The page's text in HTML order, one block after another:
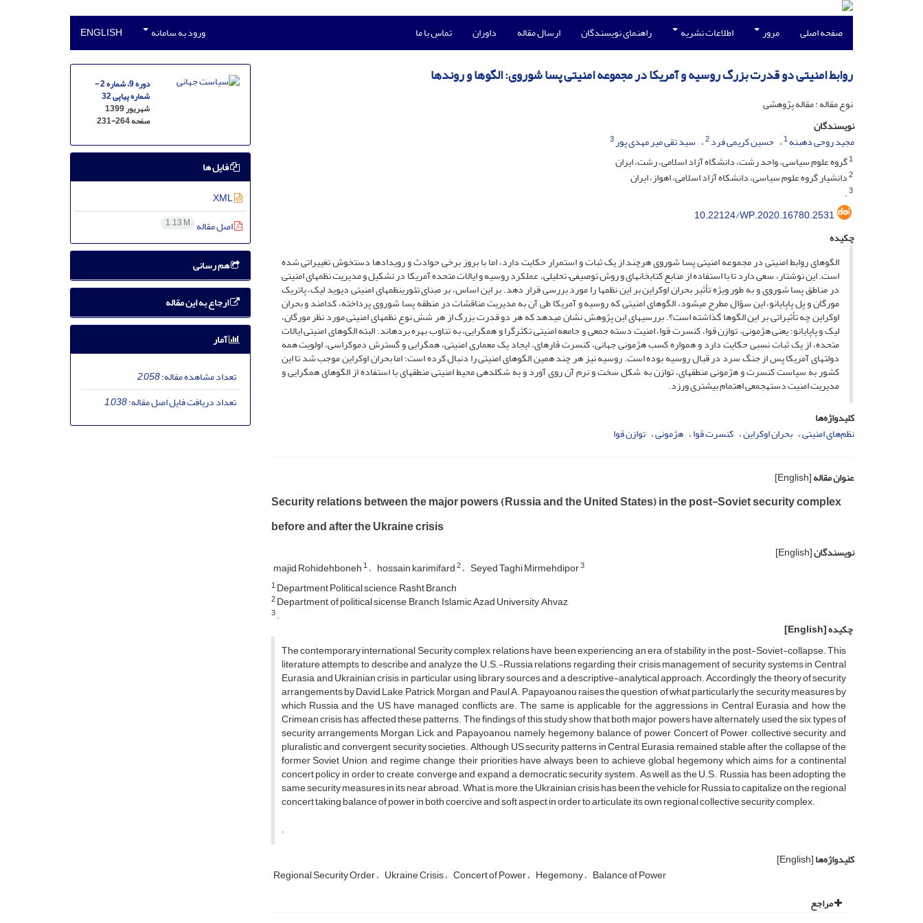
صفحه اصلی مرور اطلاعات نشریه راهنمای نویسندگان ارسال مقاله داوران تماس با ما ورود به سامانه ENGLISH
روابط امنیتی دو قدرت بزرگ روسیه و آمریکا در مجموعه امنیتی پسا شوروی: الگوها و روندها
نوع مقاله : مقاله پژوهشی
نویسندگان
مجید روحی دهبنه1 حسین کریمی فرد2 سید تقی میر مهدی پور3
1گروه علوم سیاسی، واحد رشت، دانشگاه آزاد اسلامی، رشت، ایران
2دانشیار گروه علوم سیاسی، دانشکاه آزاد اسلامی، اهواز، ایران
3
.
10.22124/WP.2020.16780.2531
چکیده
الگوهای روابط امنیتی در مجموعه امنیتی پسا شوروی هرچند از یک ثبات و استمرار حکایت دارد، اما با بروز برخی حوادث و رویدادها دستخوش تغییراتی شده
است. این نوشتار، سعی دارد تا با استفاده از منابع کتابخانهای و روش توصیفی– تحلیلی، عملکرد روسیه و ایالات متحده آمریکا در تشکیل و مدیریت نظمهای امنیتی
در مناطق پسا شوروی و به طور ویژه تأثیر بحران اوکراین بر این نظمها را مورد بررسی قرار دهد. بر این اساس، بر مبنای تئورینظمهای امنیتی دیوید لیک، پاتریک
مورگان و پل پاپایانو، این سؤال مطرح میشود، الگوهای امنیتی که روسیه و آمریکا طی آن به مدیریت مناقشات در منطقه پسا شوروی پرداخته، کدامند و بحران
اوکراین چه تأثیراتی بر این الگوها گذاشته است؟. بررسیهای این پژوهش نشان میدهد که هر دو قدرت بزرگ از هر شش نوع نظمهای امنیتی مورد نظر مورگان،
لیک و پاپایانو؛ یعنی هژمونی، توازن قوا، کنسرت قوا، امنیت دسته جمعی و جامعه امنیتی تکثرگرا و همگرایی، به تناوب بهره بردهاند. البته الگوهای امنیتی ایالات
متحده، از یک ثبات نسبی حکایت دارد و همواره کسب هژمونی جهانی، کنسرت قارهای، ایجاد یک معماری امنیتی، همگرایی و گسترش دموکراسی، اولویت همه
دولتهای آمریکا پس از جنگ سرد در قبال روسیه بوده است. روسیه نیز هر چند همین الگوهای امنیتی را دنبال کرده است؛ اما بحران اوکراین موجب شد تا این
کشور به سیاست کنسرت و هژمونی منطقهای، توازن به شکل سخت و نرم آن روی آورد و به شکلدهی محیط امنیتی منطقهای با استفاده از الگوهای همگرایی و
مدیریت امنیت دستهجمعی اهتمام بیشتری ورزد.
کلیدواژه‌ها
نظم‌های امنیتی بحران اوکراین کنسرت قوا هژمونی توازن قوا
عنوان مقاله[English]
Security relations between the major powers (Russia and the United States) in the post-Soviet security complex
before and after the Ukraine crisis
نویسندگان[English]
majid Rohidehboneh1 hossain karimifard2 Seyed Taghi Mirmehdipor3
1Department Political science, Rasht Branch
2Department, of political sicense, Branch, Islamic Azad University, Ahvaz,
3.
چکیده[English]
The contemporary international Security complex relations have been experiencing an era of stability in the post-Soviet-collapse. This
literature attempts to describe and analyze the U.S.-Russia relations regarding their crisis management of security systems in Central
Eurasia, and Ukrainian crisis, in particular, using library sources and a descriptive-analytical approach. Accordingly, the theory of security
arrangements by David Lake, Patrick Morgan, and Paul A. Papayoanou raises the question of what particularly the security measures by
which Russia and the US have managed conflicts are. The same is applicable for the aggressions in Central Eurasia and how the
Crimean crisis has affected these patterns. The findings of this study show that both major powers have alternately used the six types of
security arrangements Morgan, Lick, and Papayoanou, namely, hegemony, balance of power, Concert of Power, collective security, and
pluralistic and convergent security societies. Although US security patterns in Central Eurasia remained stable after the collapse of the
former Soviet Union, and regime change, their priorities have always been to achieve global hegemony which aims for a continental
concert policy in order to create, converge and expand a democratic security system. As well as the U.S., Russia has been adopting the
same security measures in its near abroad. What is more, the Ukrainian crisis has been the vehicle for Russia to capitalize on the regional
concert taking balance of power in both coercive and soft aspect in order to articulate its own regional collective security complex.
.
کلیدواژه‌ها[English]
Regional Security Order Ukraine Crisis Concert of Power Hegemony Balance of Power
مراجع
دوره 9، شماره 2 -
شماره پیاپی 32
شهریور 1399
صفحه231-264
فایل ها
XML
اصل مقاله 1.13 M
هم رسانی
ارجاع به این مقاله
آمار
تعداد مشاهده مقاله:2,058
تعداد دریافت فایل اصل مقاله:1,038